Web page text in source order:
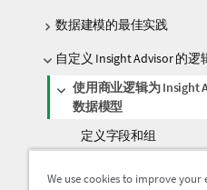
数据建模的最佳实践
自定义 Insight Advisor 的逻
使用商业逻辑为 Insight
数据模型
定义字段和组
We use cookies to improve